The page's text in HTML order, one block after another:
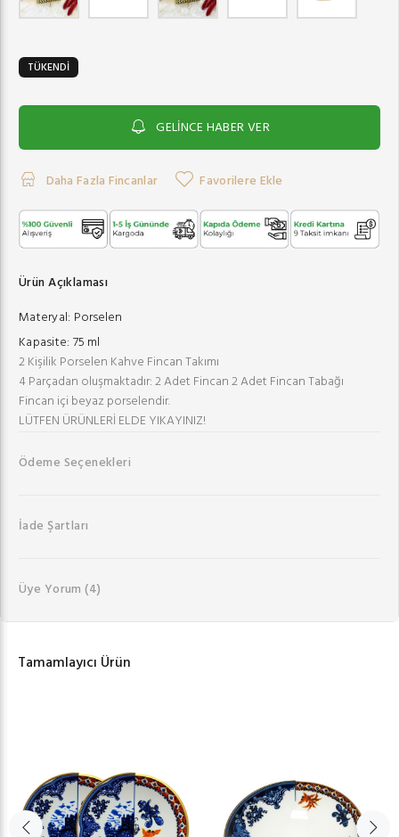
TÜKENDİ
GELİNCE HABER VER
Daha Fazla Fincanlar Favorilere Ekle
Ürün Açıklaması
Materyal: Porselen
Kapasite: 75 ml
2 Kişilik Porselen Kahve Fincan Takımı
4 Parçadan oluşmaktadır: 2 Adet Fincan 2 Adet Fincan Tabağı
Fincan içi beyaz porselendir.
LÜTFEN ÜRÜNLERİ ELDE YIKAYINIZ!
Ödeme Seçenekleri
İade Şartları
Üye Yorum(4)
Tamamlayıcı Ürün